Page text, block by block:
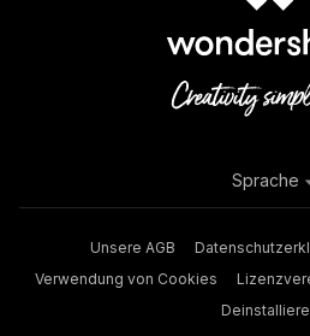
Unsere AGB
Verwendung von Cookies
Sprache